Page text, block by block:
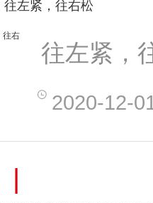
左紧，往右松
往左紧，
2020-12-
|